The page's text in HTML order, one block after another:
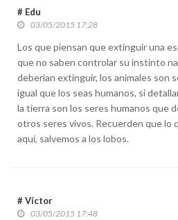
# Edu
03/05/2015 17:28
Los que piensan que extinguir una
que no saben controlar su instinto
deberían extinguir, los animales son
igual que los seas humanos, si
la tierra son los seres humanos que
otros seres vivos. Recuerden que lo
aquí, salvemos a los lobos.
# Víctor
03/05/2015 17:48